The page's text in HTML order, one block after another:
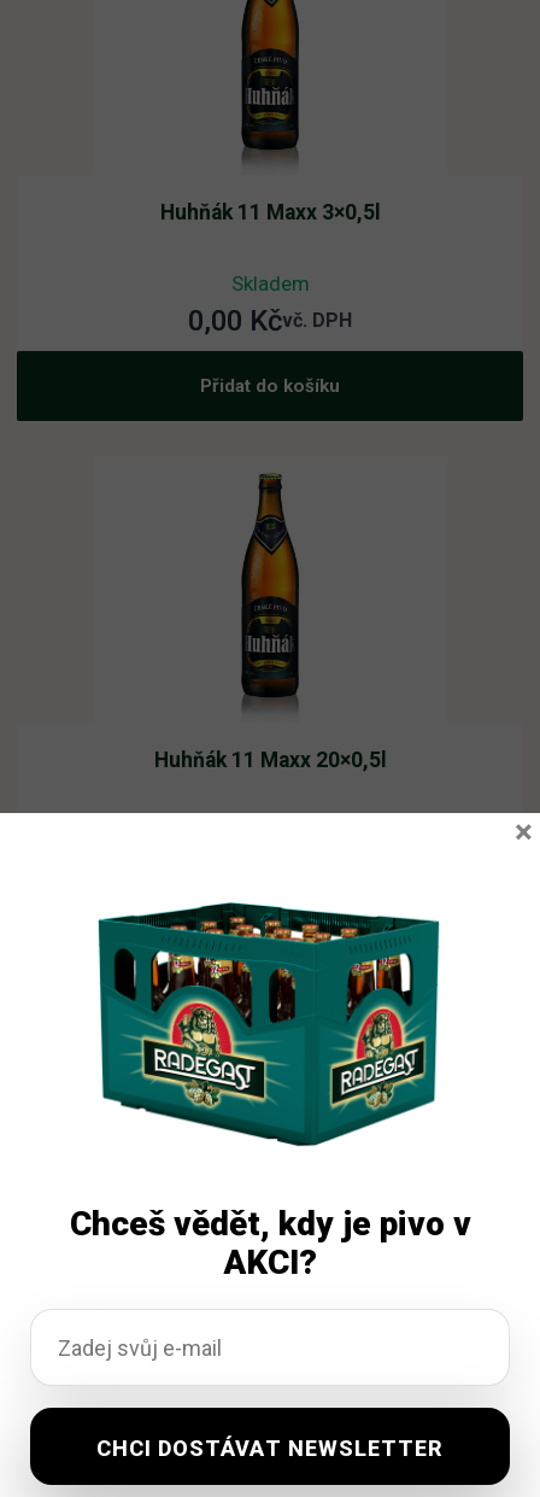
Huhňák 11 Maxx 3×0,5l
Skladem
0,00 Kčvč. DPH
Přidat do košíku
Huhňák 11 Maxx 20×0,5l
Čtěte více
Holba 12 premium 20×0,5L
0,00Kčvč. DPH
Čtěte více
Chceš vědět, kdy je pivo v
AKCI?
×